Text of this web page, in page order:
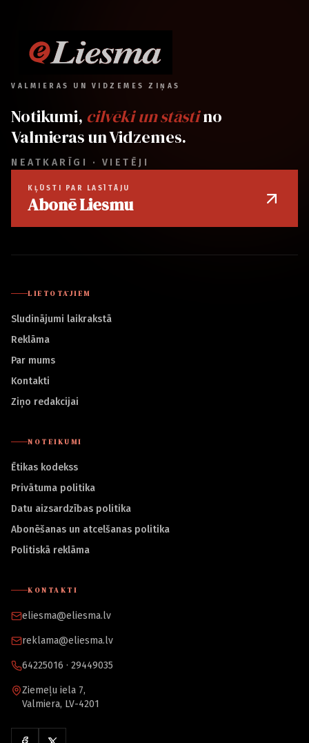
VALMIERAS UN VIDZEMES ZIŅAS
Notikumi, cilvēki un stāstino
Valmieras un Vidzemes.
NEATKARĪGI · VIETĒJI
KĻŪSTI PAR LASĪTĀJU
Abonē Liesmu
LIETOTĀJIEM
Sludinājumi laikrakstā
Reklāma
Par mums
Kontakti
Ziņo redakcijai
NOTEIKUMI
Ētikas kodekss
Privātuma politika
Datu aizsardzības politika
Abonēšanas un atcelšanas politika
Politiskā reklāma
KONTAKTI
eliesma@eliesma.lv
reklama@eliesma.lv
64225016 · 29449035
Ziemeļu iela 7,
Valmiera, LV-4201